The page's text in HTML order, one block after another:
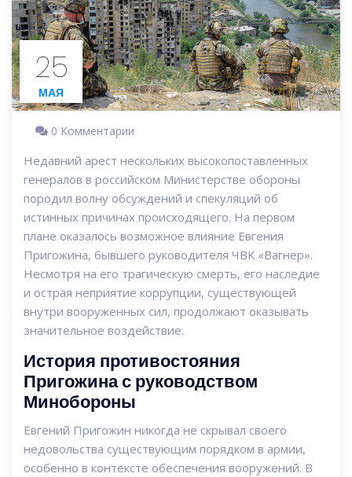
25
МАЯ
0 Комментарии
Недавний арест нескольких высокопоставленных
генералов в российском Министерстве обороны
породил волну обсуждений и спекуляций об
истинных причинах происходящего. На первом
плане оказалось возможное влияние Евгения
Пригожина, бывшего руководителя ЧВК «Вагнер».
Несмотря на его трагическую смерть, его наследие
и острая неприятие коррупции, существующей
внутри вооруженных сил, продолжают оказывать
значительное воздействие.
История противостояния
Пригожина с руководством
Минобороны
Евгений Пригожин никогда не скрывал своего
недовольства существующим порядком в армии,
особенно в контексте обеспечения вооружений. В